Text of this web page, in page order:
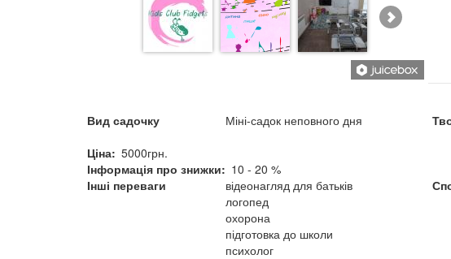
Вид садочку
Міні-садок неповного дня
Ціна 5000грн.
Інформація про знижки
10 - 20 %
Інші переваги
відеонагляд для батьків
логопед
охорона
підготовка до школи
психолог